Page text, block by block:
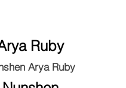
Ruby
Arya Ruby